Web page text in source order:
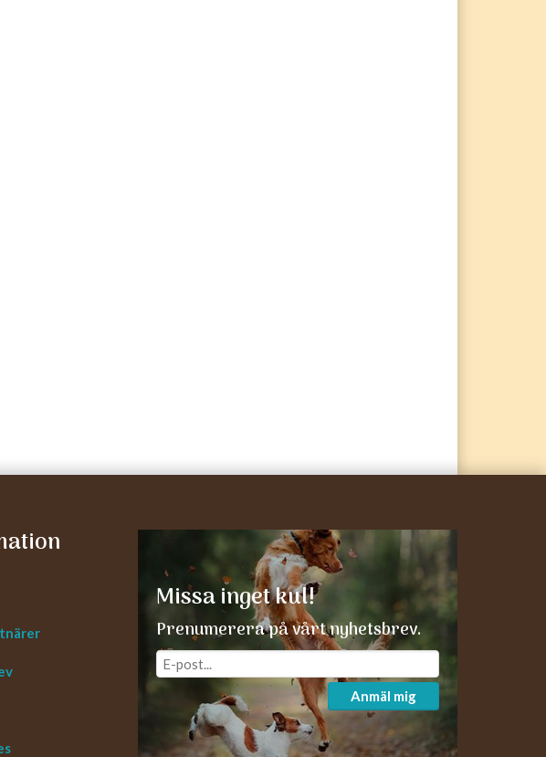
Missa inget kul!
Prenumerera på vårt nyhetsbrev.
Anmäl mig